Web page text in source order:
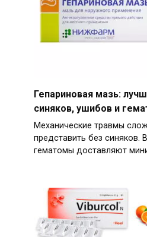
Гепариновая мазь:
синяков, ушибов и
Механические травмы
представить без синяков.
гематомы доставляют